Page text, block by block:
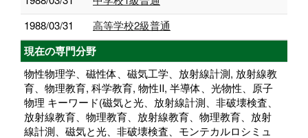
1988/03/31
高等学校2級普通
現在の専門分野
物性物理学、磁性体、磁気工学、放射線計測, 放射線教
育、物理教育, 科学教育, 物性Ⅱ, 半導体、光物性、原子
物理 キーワード(磁気と光、放射線計測、非破壊検査、
放射線教育、物理教育、放射線教育、物理教育、放射
線計測、磁気と光、非破壊検査、モンテカルロシミュ